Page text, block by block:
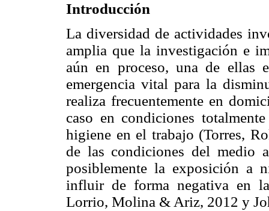
Introducción
La diversidad de actividades
amplia que la investigación e
aún en proceso, una de ellas
emergencia vital para la
realiza frecuentemente en
caso en condiciones
higiene en el trabajo (Torres,
de las condiciones del medio
posiblemente la exposición a
influir de forma negativa en
Lorrio, Molina & Ariz, 2012 y